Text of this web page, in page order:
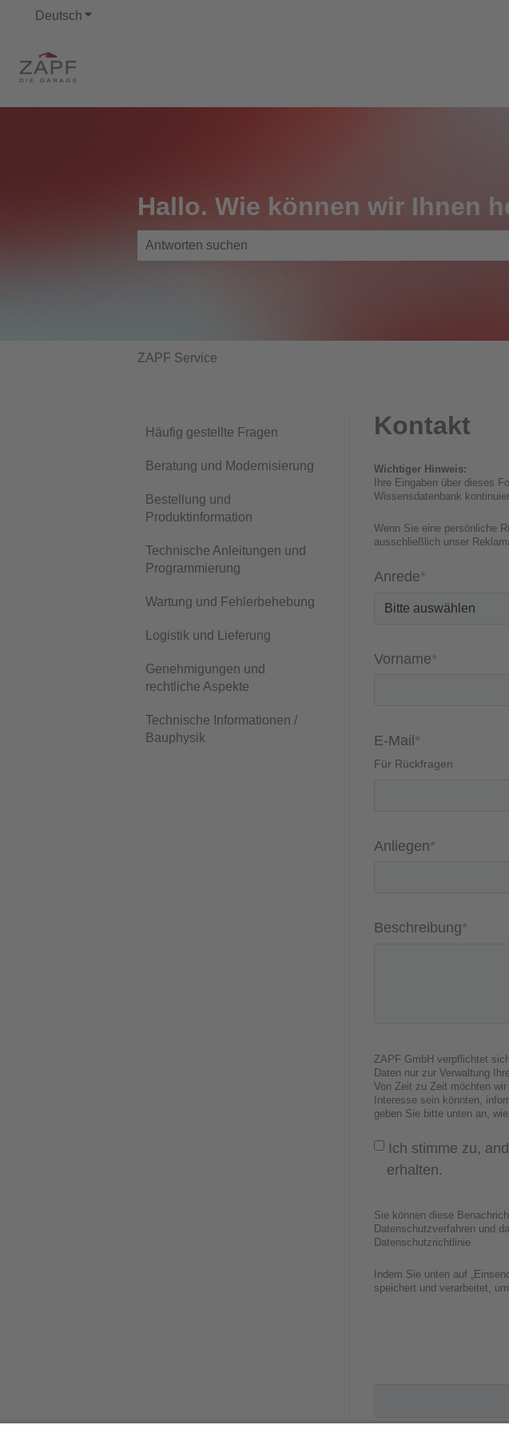
Deutsch Untermenü für Übersetzungen anzeigen
Hallo. Wie können wir Ihnen
ZAPF Service
Kontakt
Wichtiger Hinweis:
Ihre Eingaben über dieses
Wissensdatenbank
Wenn Sie eine persönliche
ausschließlich unser
Anrede*
Vorname*
E-Mail *
Für Rückfragen
Anliegen*
Beschreibung*
ZAPF GmbH verpflichtet
Daten nur zur Verwaltung
Von Zeit zu Zeit möchten
Interesse sein könnten,
geben Sie bitte unten an,
Ich stimme zu,
erhalten.
Sie können diese
Datenschutzverfahren und
Datenschutzrichtlinie.
Indem Sie unten auf
speichert und verarbeitet,
Häufig gestellte Fragen
Beratung und Modernisierung
Bestellung und
Produktinformation
Technische Anleitungen und
Programmierung
Wartung und Fehlerbehebung
Logistik und Lieferung
Genehmigungen und
rechtliche Aspekte
Technische Informationen /
Bauphysik